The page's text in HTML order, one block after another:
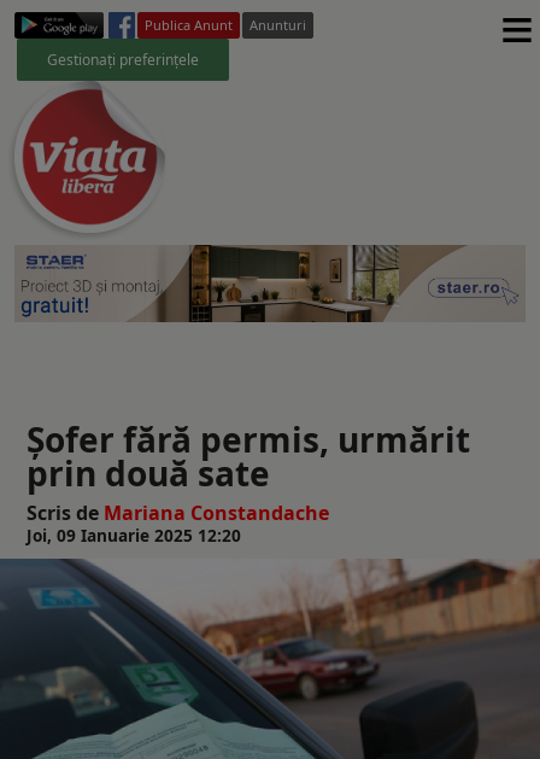
Publica Anunt Anunturi
Gestionați preferințele ≡
Șofer fără permis, urmărit
prin două sate
Scris de Mariana Constandache
Joi, 09 Ianuarie 2025 12:20